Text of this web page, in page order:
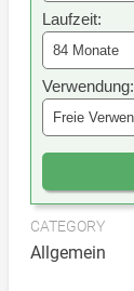
Laufzeit:
Verwendung:
CATEGORY
Allgemein